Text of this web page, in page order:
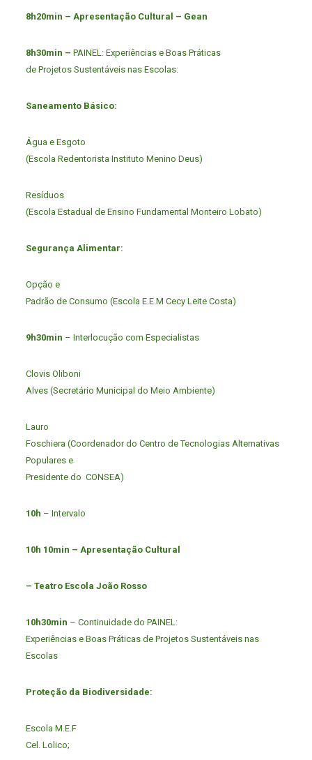
8h20min – Apresentação Cultural – Gean
8h30min –PAINEL: Experiências e Boas Práticas
de Projetos Sustentáveis nas Escolas:
Saneamento Básico:
Água e Esgoto
(Escola Redentorista Instituto Menino Deus)
Resíduos
(Escola Estadual de Ensino Fundamental Monteiro Lobato)
Segurança Alimentar:
Opção e
Padrão de Consumo (Escola E.E.M Cecy Leite Costa)
9h30min – Interlocução com Especialistas
Clovis Oliboni
Alves (Secretário Municipal do Meio Ambiente)
Lauro
Foschiera (Coordenador do Centro de Tecnologias Alternativas
Populares e
Presidente do CONSEA)
10h – Intervalo
10h 10min – Apresentação Cultural
– Teatro Escola João Rosso
10h30min – Continuidade do PAINEL:
Experiências e Boas Práticas de Projetos Sustentáveis nas
Escolas
Proteção da Biodiversidade:
Escola M.E.F
Cel. Lolico;